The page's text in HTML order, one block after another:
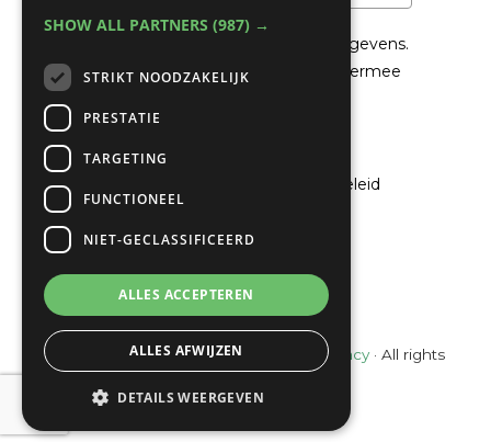
We gaan voorzichtig om met je gegevens.
Lees in hetPrivacybeleid
hoe we hiermee
Ik ga akkoord met het privacybeleid
© Copyright 2022 - 2026Unveiling Intimacy· All rights
Ontwikkeling door
SHOW ALL PARTNERS (987) →
STRIKT NOODZAKELIJK
PRESTATIE
TARGETING
FUNCTIONEEL
NIET-GECLASSIFICEERD
ALLES ACCEPTEREN
ALLES AFWIJZEN
DETAILS WEERGEVEN